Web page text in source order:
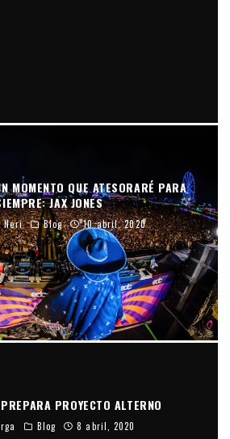
MOMENTO QUE ATESORARÉ PARA
JAX JONES
Neri Blog 10 abril, 2020
PROYECTO ALTERNO
Blog 8 abril, 2020